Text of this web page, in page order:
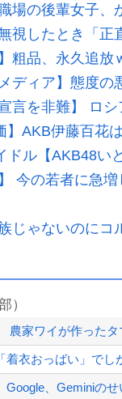
場の後輩女子、
視したとき「正
】粗品、永久追
メディア】態度
宣言を非難】 ロ
】AKB伊藤百花
ドル【AKB48い
】 今の若者に急
族じゃないのに
）
農家ワイが作った
着衣おっばい」でし
Google、Geminiの